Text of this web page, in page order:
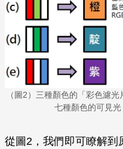
（圖2）三種顏色的「彩色濾
七種顏色的可見光
從圖2，我們即可瞭解到